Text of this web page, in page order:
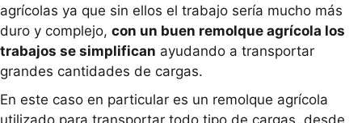
agrícolas ya que sin ellos el trabajo sería mucho más
duro y complejo, con un buen remolque agrícola los
trabajos se simplifican ayudando a transportar
grandes cantidades de cargas.
En este caso en particular es un remolque agrícola